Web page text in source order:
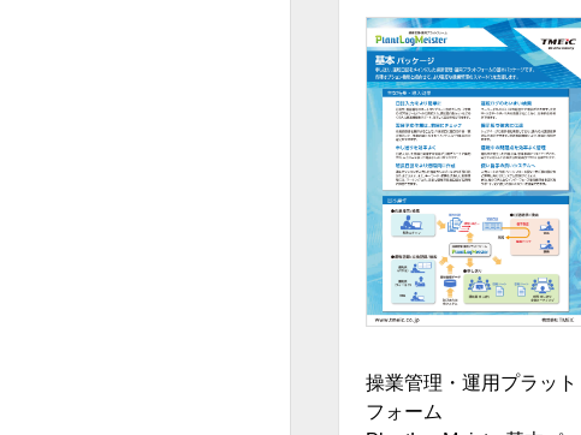
操業管理・運用プラット
フォーム